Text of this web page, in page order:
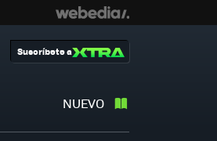
NUEVO
Suscríbete a